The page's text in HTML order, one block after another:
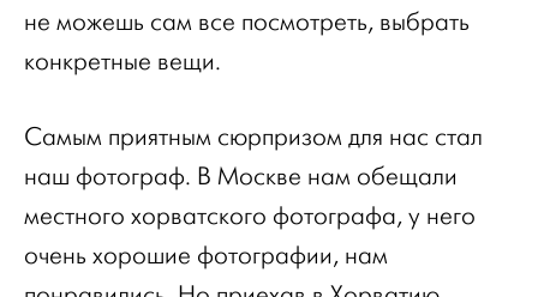
не можешь сам все посмотреть, выбрать
конкретные вещи.
Самым приятным сюрпризом для нас стал
наш фотограф. В Москве нам обещали
местного хорватского фотографа, у него
очень хорошие фотографии, нам